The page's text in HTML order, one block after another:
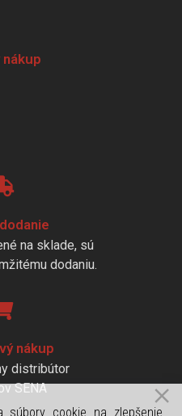
na sklade, sú
dodaniu.
nákup
distribútor
SENA
súbory cookie na zlepšenie